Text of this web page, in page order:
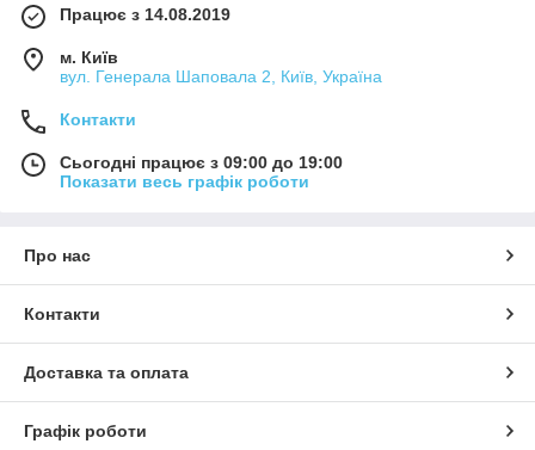
Працює з 14.08.2019
м. Київ
вул. Генерала Шаповала 2, Київ, Україна
Контакти
Сьогодні працює з 09:00 до 19:00
Показати весь графік роботи
Про нас
Контакти
Доставка та оплата
Графік роботи